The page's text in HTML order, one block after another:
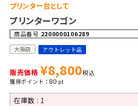
プリンター台として
プリンターワゴン
商品番号 2200000106289
大阪店 アウトレット品
販売価格 ¥8,800税込
80
在庫数
1